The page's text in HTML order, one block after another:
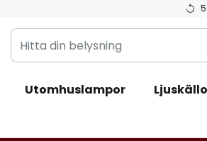
Hitta
din
Utomhuslampor